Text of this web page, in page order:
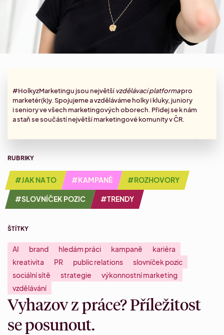
Vyhazov z práce? Příležitost
se posunout.
#HolkyzMarketingu jsou největší vzdělávací platformapro
marketér(k)y. Spojujeme a vzděláváme holky i kluky, juniory
i seniory ve všech marketingových oborech. Přidej se k nám
a staň se součástí největší marketingové komunity v ČR.
RUBRIKY
#JAK NA TO #KAMPANĚ #ROZHOVORY
#SLOVNÍČEK POZIC #TRENDY
ŠTÍTKY
AI brand hledám práci kampaně
kariéra
kreativita
PR public relations
slovníček pozic
sociální sítě
strategie
výkonnostní marketing
vzdělávání